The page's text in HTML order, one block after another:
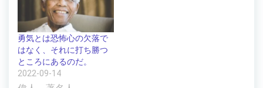
勇気とは恐怖心の欠落で
はなく、それに打ち勝つ
ところにあるのだ。
2022-09-14